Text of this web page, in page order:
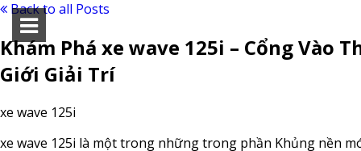
Back to all Posts
Khám Phá xe wave 125i – Cổng Vào
Giới Giải Trí
xe wave 125i
xe wave 125i là một trong những trong phần Khủng nền